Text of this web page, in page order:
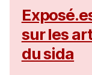
sur les
du sida